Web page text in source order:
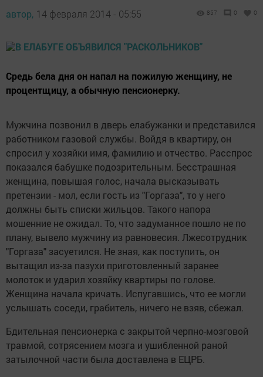
автор, 14 февраля 2014 - 05:55 857 0 0
Средь бела дня он напал на пожилую женщину, не
процентщицу, а обычную пенсионерку.
Мужчина позвонил в дверь елабужанки и представился
работником газовой службы. Войдя в квартиру, он
спросил у хозяйки имя, фамилию и отчество. Расспрос
показался бабушке подозрительным. Бесстрашная
женщина, повышая голос, начала высказывать
претензии - мол, если гость из "Горгаза", то у него
должны быть списки жильцов. Такого напора
мошенние не ожидал. То, что задуманное пошло не по
плану, вывело мужчину из равновесия. Лжесотрудник
"Горгаза" засуетился. Не зная, как поступить, он
вытащил из-за пазухи приготовленный заранее
молоток и ударил хозяйку квартиры по голове.
Женщина начала кричать. Испугавшись, что ее могли
услышать соседи, грабитель, ничего не взяв, сбежал.
Бдительная пенсионерка с закрытой черпно-мозговой
травмой, сотрясением мозга и ушибленной раной
затылочной части была доставлена в ЕЦРБ.